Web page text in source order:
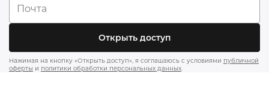
Открыть доступ
Нажимая на кнопку «Открыть доступ», я соглашаюсь с условиями публичной
оферты и политики обработки персональных данных.